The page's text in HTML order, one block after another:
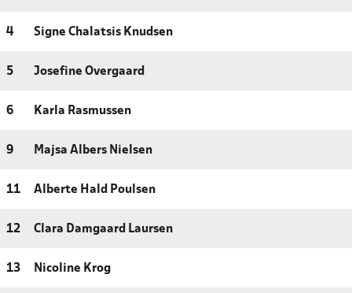
4 Signe Chalatsis Knudsen
5 Josefine Overgaard
6 Karla Rasmussen
9 Majsa Albers Nielsen
11 Alberte Hald Poulsen
12 Clara Damgaard Laursen
13 Nicoline Krog